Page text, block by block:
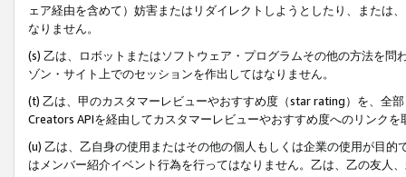
ェア経由を含めて）妨害またはリダイレクトしようとしたり、または
なりません。
(s) 乙は、ロボットまたはソフトウェア・プログラムその他の方法を
ゾン・サイト上でのセッションを作出してはなりません。
(t) 乙は、甲のカスタマーレビューやおすすめ度（star rating）を、全
Creators APIを経由してカスタマーレビューやおすすめ度へのリンクを
(u) 乙は、乙自身の使用またはその他の個人もしくは企業の使用が目
はメンバー紹介イベント行為を行ってはなりません。乙は、乙の友人